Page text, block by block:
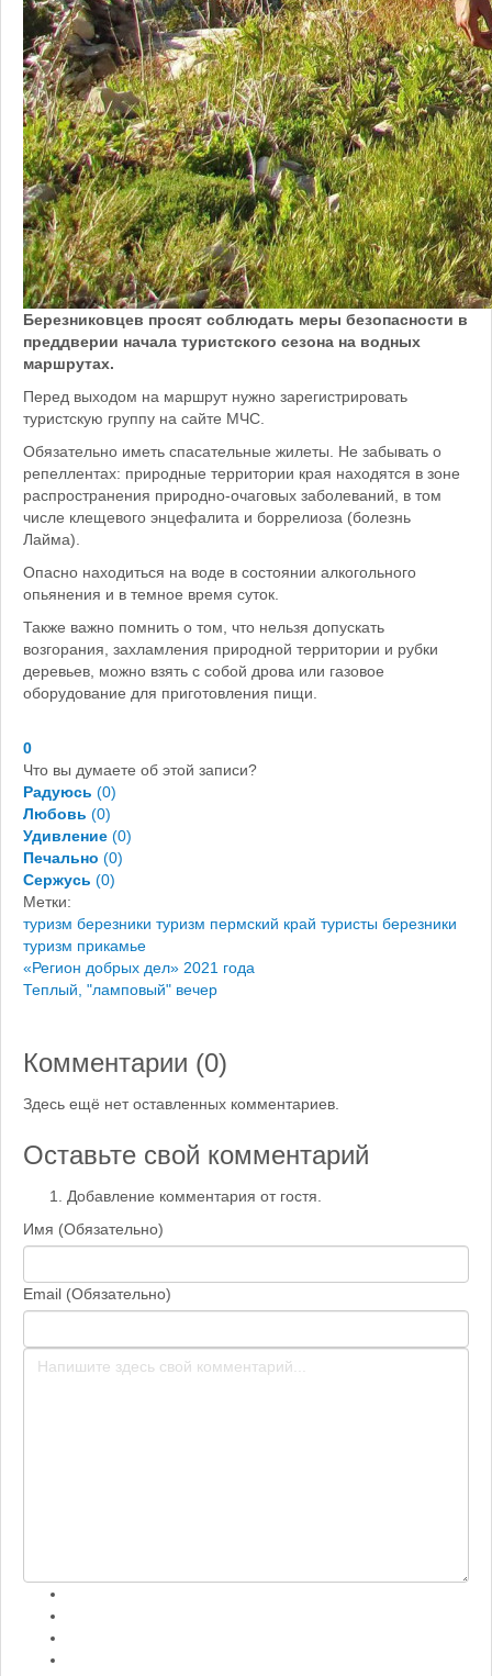
Березниковцев просят соблюдать меры безопасности в
преддверии начала туристского сезона на водных
маршрутах.
Перед выходом на маршрут нужно зарегистрировать
туристскую группу на сайте МЧС.
Обязательно иметь спасательные жилеты. Не забывать о
репеллентах: природные территории края находятся в зоне
распространения природно-очаговых заболеваний, в том
числе клещевого энцефалита и боррелиоза (болезнь
Лайма).
Опасно находиться на воде в состоянии алкогольного
опьянения и в темное время суток.
Также важно помнить о том, что нельзя допускать
возгорания, захламления природной территории и рубки
деревьев, можно взять с собой дрова или газовое
оборудование для приготовления пищи.
0
Что вы думаете об этой записи?
Радуюсь (0)
Любовь (0)
Удивление (0)
Печально (0)
Сержусь (0)
Метки:
туризм березники туризм пермский край туристы березники
туризм прикамье
«Регион добрых дел» 2021 года
Теплый, "ламповый" вечер
Комментарии (0)
Здесь ещё нет оставленных комментариев.
Оставьте свой комментарий
Добавление комментария от гостя.
Имя (Обязательно)
Email (Обязательно)